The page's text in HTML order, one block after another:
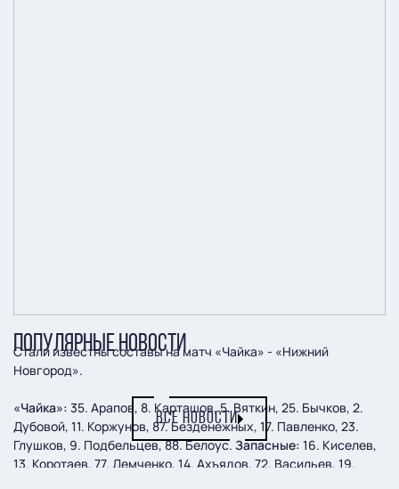
Стали известны составы на матч «Чайка» - «Нижний
Новгород».
«Чайка»: 35. Арапов, 8. Карташов, 5. Вяткин, 25. Бычков, 2.
Дубовой, 11. Коржунов, 87. Безденежных, 17. Павленко, 23.
Глушков, 9. Подбельцев, 88. Белоус. Запасные: 16. Киселев,
13. Коротаев, 77. Демченко, 14. Ахъядов, 72. Васильев, 19.
ПОПУЛЯРНЫЕ НОВОСТИ
ВСЕ НОВОСТИ